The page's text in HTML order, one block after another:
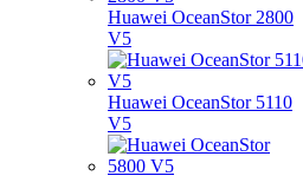
Huawei OceanStor 2800
V5
Huawei OceanStor 5110
V5